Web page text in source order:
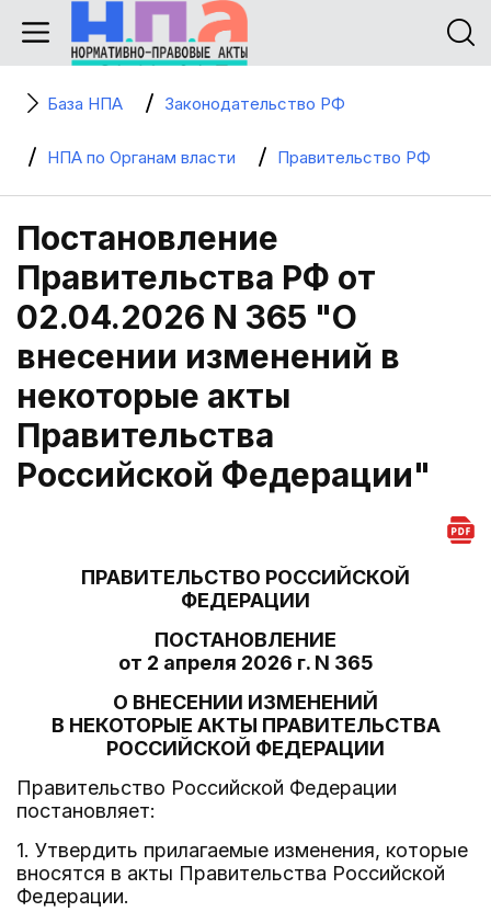
База НПА Законодательство РФ
НПА по Органам власти Правительство РФ
Постановление
Правительства РФ от
02.04.2026 N 365 "О
внесении изменений в
некоторые акты
Правительства
Российской Федерации"
ПРАВИТЕЛЬСТВО РОССИЙСКОЙ
ФЕДЕРАЦИИ
ПОСТАНОВЛЕНИЕ
от 2 апреля 2026 г. N 365
О ВНЕСЕНИИ ИЗМЕНЕНИЙ
В НЕКОТОРЫЕ АКТЫ ПРАВИТЕЛЬСТВА
РОССИЙСКОЙ ФЕДЕРАЦИИ
Правительство Российской Федерации
постановляет:
1. Утвердить прилагаемые изменения, которые
вносятся в акты Правительства Российской
Федерации.